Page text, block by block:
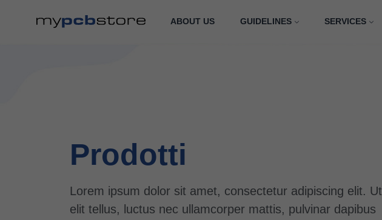
ABOUT US GUIDELINES SERVICES
Prodotti
Lorem ipsum dolor sit amet, consectetur adipiscing elit. Ut
elit tellus, luctus nec ullamcorper mattis, pulvinar dapibus